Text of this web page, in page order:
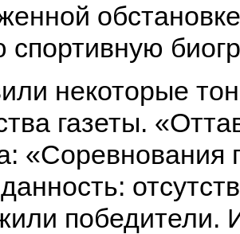
спортивную
некоторые
газеты.
«Соревнования
победители.